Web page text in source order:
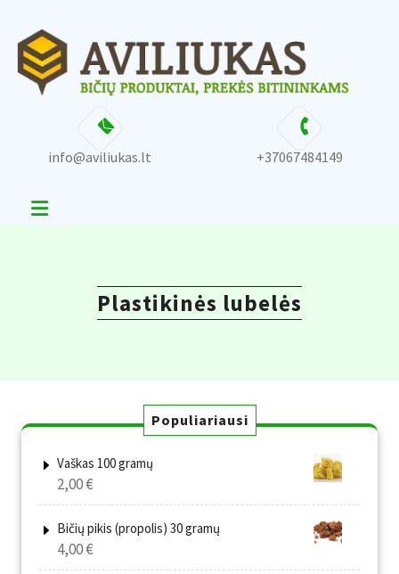
content
info@aviliukas.lt +37067484149
Plastikinės lubelės
Populiariausi
Vaškas 100 gramų
2,00€
Bičių pikis (propolis) 30 gramų
4,00€